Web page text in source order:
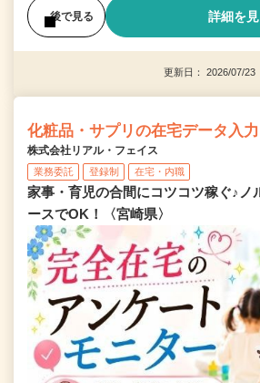
後で見る 詳細を
更新日： 2026/07/
化粧品・サプリの在宅データ入力
株式会社リアル・フェイス
業務委託 登録制 在宅・内職
家事・育児の合間にコツコツ稼ぐ♪ノ
ースでOK！〈宮崎県〉